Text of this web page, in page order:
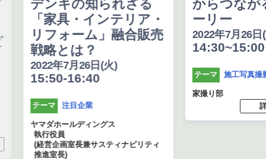
デンキの知られざる
「家具・インテリア・
リフォーム」融合販売
戦略とは？
2022年7月26日(火)
15:50-16:40
テーマ 注目企業
ヤマダホールディングス
執行役員
(経営企画室長兼サスティナビリティ
推進室長)
からつなが
ーリー
2022年7月26日(
14:30~15:00
テーマ 施工写真撮影
家撮り部
詳